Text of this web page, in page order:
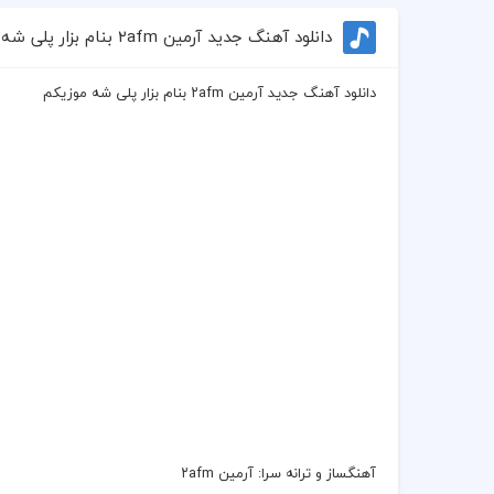
دانلود آهنگ جدید آرمین ۲afm بنام بزار پلی شه موزیکم
دانلود آهنگ جدید آرمین ۲afm بنام بزار پلی شه موزیکم
آهنگساز وترانه سرا:آرمین ۲afm